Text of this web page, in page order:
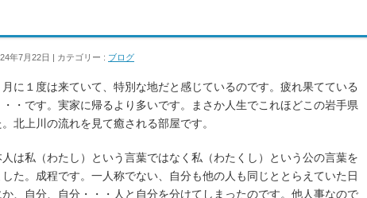
年7月22日 カテゴリー : ブログ
に１度は来ていて、特別な地だと感じているのです。疲れ果てている
・です。実家に帰るより多いです。まさか人生でこれほどこの岩手県
北上川の流れを見て癒される部屋です。
は私（わたし）という言葉ではなく私（わたくし）という公の言葉を
た。成程です。一人称でない、自分も他の人も同じととらえていた日
、自分、自分・・・人と自分を分けてしまったのです。他人事なので